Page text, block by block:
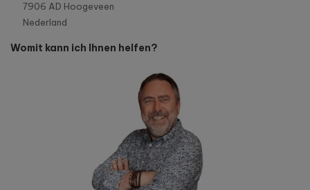
7906 AD Hoogeveen
Nederland
Womit kann ich Ihnen helfen?